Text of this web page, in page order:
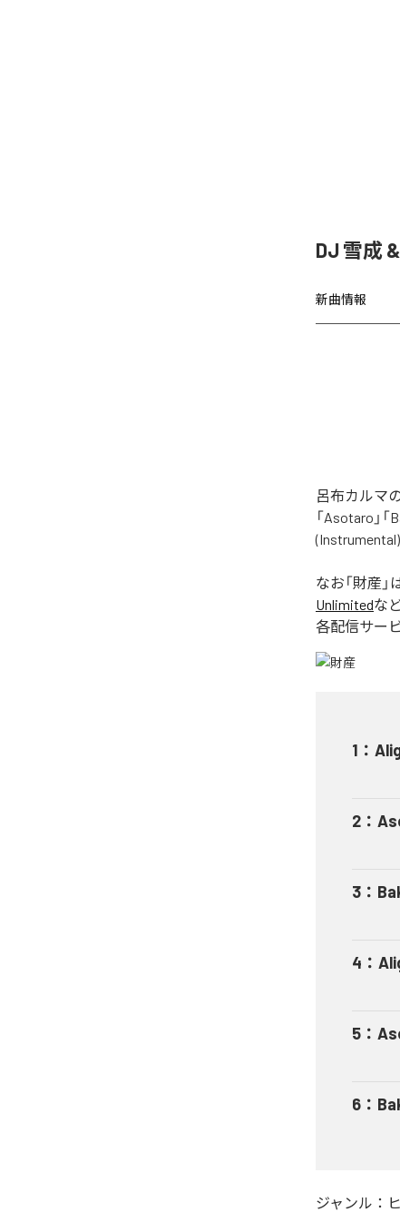
DJ 雪成
新曲情報
呂布カルマ
「Asotaro」
なお「財産 」
Unlimitedな
各配信サー
1 ：
2 ：
3 ：
4 ：
5 ：
6 ：
ジャンル：